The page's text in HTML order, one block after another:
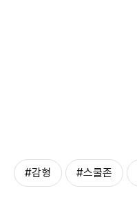
#감형 #스쿨존